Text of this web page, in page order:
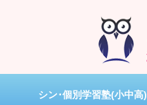
ツ
シ
シン･個別学習塾(小中高)